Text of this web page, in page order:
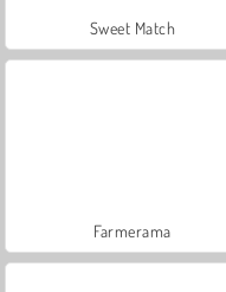
Sweet Match
Farmerama